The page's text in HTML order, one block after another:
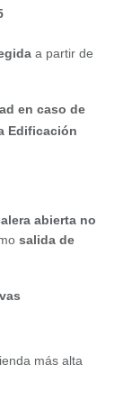
a partir de
en caso de
Edificación
abierta no
salida de
más alta